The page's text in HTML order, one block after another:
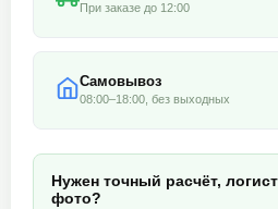
При заказе до 12:00
Самовывоз
08:00–18:00, без выходных
Нужен точный расчёт,
фото?